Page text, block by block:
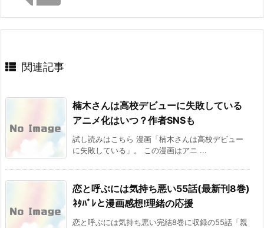
関連記事
楠木さんは高校デビューに失敗している
アニメ化はいつ？作者SNSも
試し読みはこちら 漫画「楠木さんは高校デビュー
に失敗している」。 この漫画はアニ ...
恋と呼ぶには気持ち悪い55話(最新刊8巻)
ﾈﾀﾊﾞﾚと漫画感想!理緒の応援
恋と呼ぶには気持ち悪い完結8巻に収録の55話「親